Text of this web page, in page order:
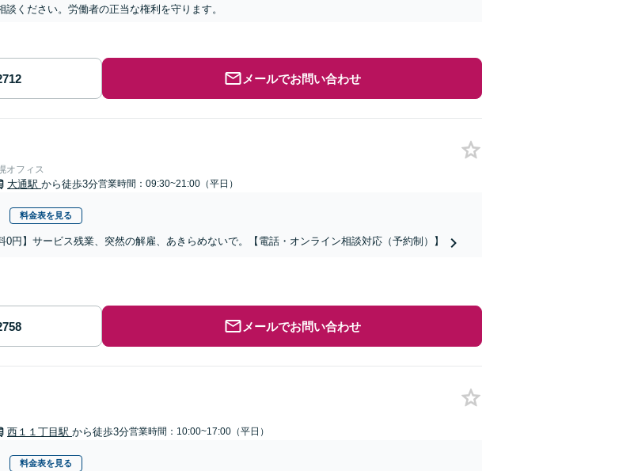
談ください。労働者の正当な権利を守ります。
メールでお問い合わせ
オフィス
大通駅 から徒歩3分営業時間：09:30~21:00（平日）
料金表を見る
0円】サービス残業、突然の解雇、あきらめないで。【電話・オンライン相談対応（予約制）】
メールでお問い合わせ
西１１丁目駅 から徒歩3分営業時間：10:00~17:00（平日）
料金表を見る